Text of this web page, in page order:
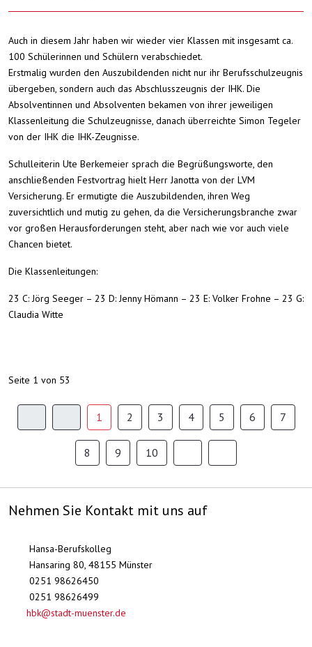
Auch in diesem Jahr haben wir wieder vier Klassen mit insgesamt ca.
100 Schülerinnen und Schülern verabschiedet.
Erstmalig wurden den Auszubildenden nicht nur ihr Berufsschulzeugnis
übergeben, sondern auch das Abschlusszeugnis der IHK. Die
Absolventinnen und Absolventen bekamen von ihrer jeweiligen
Klassenleitung die Schulzeugnisse, danach überreichte Simon Tegeler
von der IHK die IHK-Zeugnisse.
Schulleiterin Ute Berkemeier sprach die Begrüßungsworte, den
anschließenden Festvortrag hielt Herr Janotta von der LVM
Versicherung. Er ermutigte die Auszubildenden, ihren Weg
zuversichtlich und mutig zu gehen, da die Versicherungsbranche zwar
vor großen Herausforderungen steht, aber nach wie vor auch viele
Chancen bietet.
Die Klassenleitungen:
23 C: Jörg Seeger – 23 D: Jenny Hömann – 23 E: Volker Frohne – 23 G:
Claudia Witte
Seite 1 von 53
1 2 3 4 5 6 7
8 9 10
Nehmen Sie Kontakt mit uns auf
Hansa-Berufskolleg
Hansaring 80, 48155 Münster
0251 98626450
0251 98626499
hbk@stadt-muenster.de